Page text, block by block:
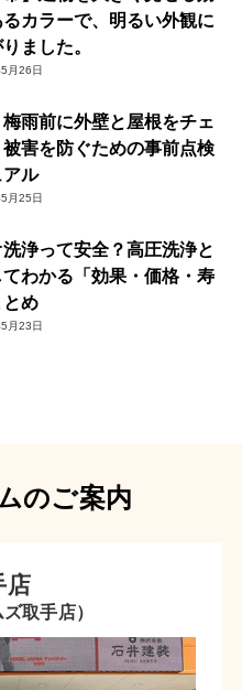
カラーで、明るい外観に
ました。
月26日
雨前に外壁と屋根をチェ
被害を防ぐための事前点検
ル
月25日
浄って安全？高圧洗浄と
てわかる「効果・価格・寿
め
月23日
のご案内
店
取手店）